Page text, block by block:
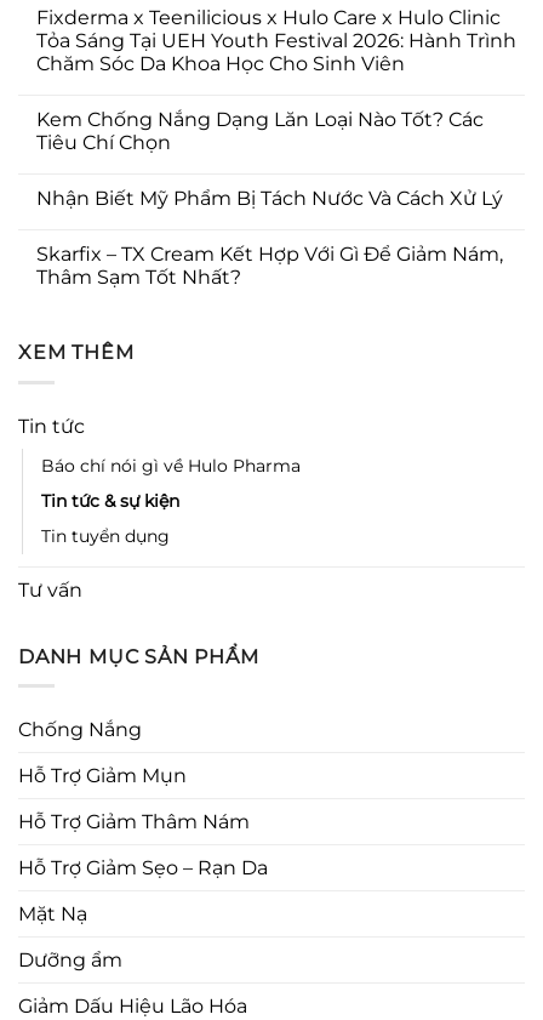
Fixderma x Teenilicious x Hulo Care x Hulo Clinic
Tỏa Sáng Tại UEH Youth Festival 2026: Hành Trình
Chăm Sóc Da Khoa Học Cho Sinh Viên
Kem Chống Nắng Dạng Lăn Loại Nào Tốt? Các
Tiêu Chí Chọn
Nhận Biết Mỹ Phẩm Bị Tách Nước Và Cách Xử Lý
Skarfix – TX Cream Kết Hợp Với Gì Để Giảm Nám,
Thâm Sạm Tốt Nhất?
XEM THÊM
Tin tức
Báo chí nói gì về Hulo Pharma
Tin tức & sự kiện
Tin tuyển dụng
Tư vấn
DANH MỤC SẢN PHẨM
Chống Nắng
Hỗ Trợ Giảm Mụn
Hỗ Trợ Giảm Thâm Nám
Hỗ Trợ Giảm Sẹo – Rạn Da
Mặt Nạ
Dưỡng ẩm
Giảm Dấu Hiệu Lão Hóa